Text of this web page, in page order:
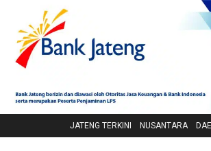
JATENG TERKINI NUSANTARA